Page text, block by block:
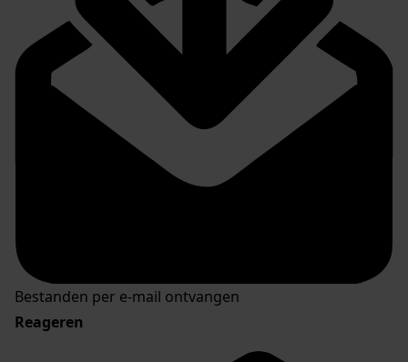
Bestanden per e-mail ontvangen
Reageren